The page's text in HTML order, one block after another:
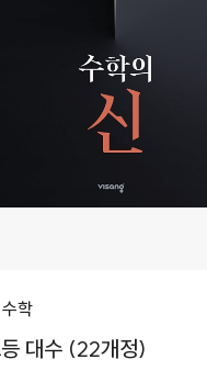
수학
대수 (22개정)